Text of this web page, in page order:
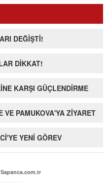
DEĞİŞTİ!
DİKKAT!
KARŞI GÜÇLENDİRME
VE PAMUKOVA'YA ZİYARET
YENİ GÖREV